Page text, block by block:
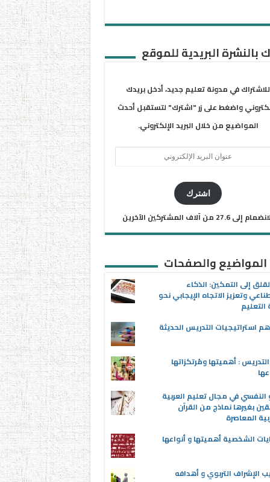
بالنشرة البريدية للموقع
للاشتراك في مدونة تعليم جديد، أدخل بريدك
واضغط على زر "اشترك" لتستقبل أحدث
المواضيع من خلال البريد الإلكتروني.
اشترك
إلى 27.6 من آلاف المشتركين الآخرين
المواضيع والصفحات
إلى التمكين: الذكاء
وتعزيز الاتجاه الإيجابي نحو
استراتيجيات التدريس الحديثة
: أهميتها ومُرتكزاتها
النفسي في مجال تعليم العربية
بغيرها نماذج من القرآن
المعاصرة
الشخصية أهميتها و أنواعها
الإشراف التربوي و أهدافه